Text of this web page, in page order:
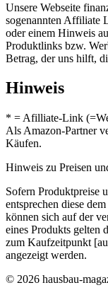
Unsere Webseite
sogenannten Affiliate
oder einem Hinweis
Produktlinks bzw.
Betrag, der uns hilft,
Hinweis
* = Afilliate-Link
Als Amazon-Partner
Käufen.
Hinweis zu Preisen
Sofern Produktpreise
entsprechen diese
können sich auf der
eines Produkts gelten
zum Kaufzeitpunkt
angezeigt werden.
© 2026 hausbau-